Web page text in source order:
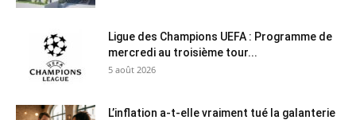
Ligue des Champions UEFA : Programme de
mercredi au troisième tour...
5 août 2026
L’inflation a-t-elle vraiment tué la galanterie